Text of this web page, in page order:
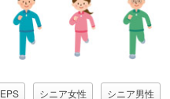
EPS シニア女性 シニア男性